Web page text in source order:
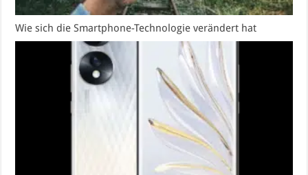
Wie sich die Smartphone-Technologie verändert hat